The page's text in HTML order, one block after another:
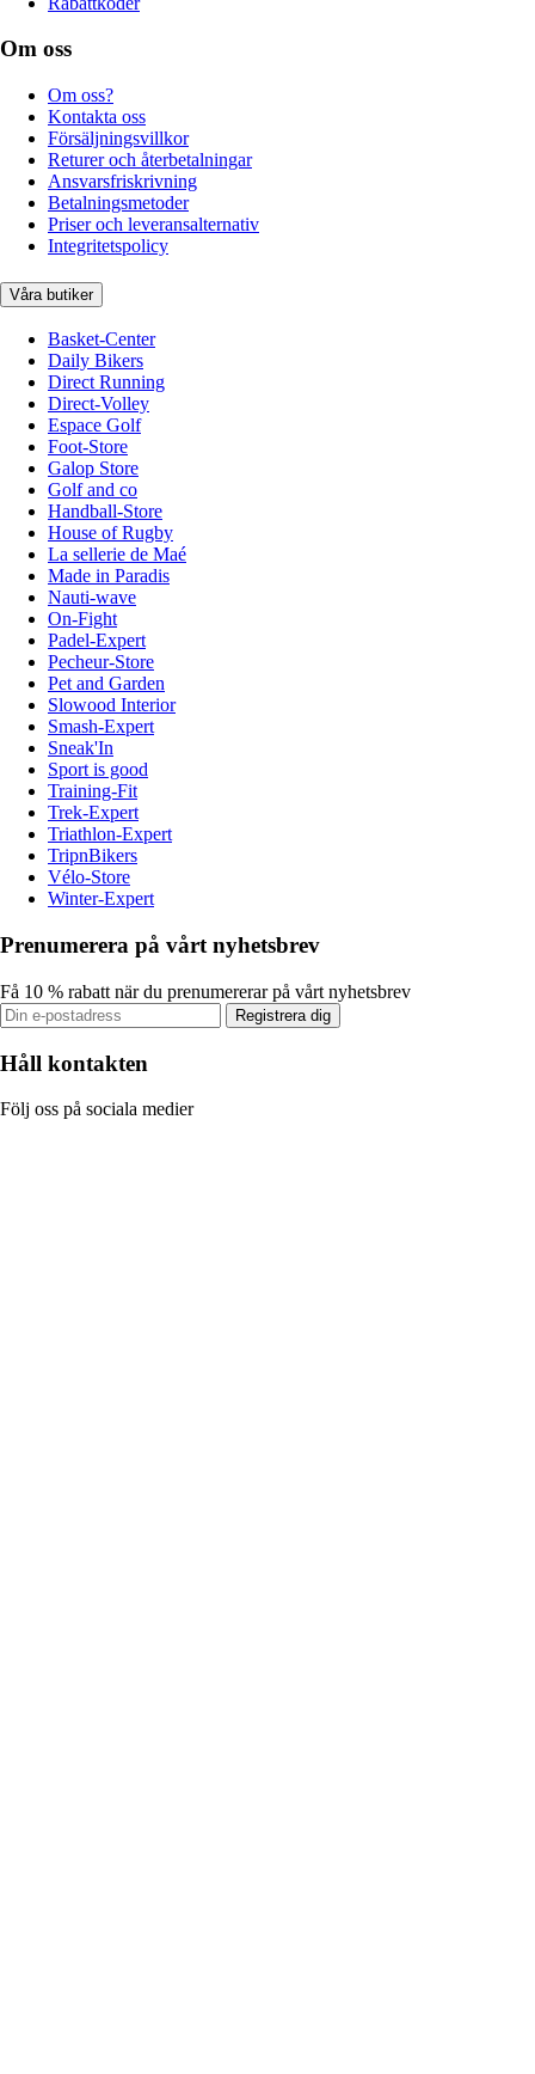
Om oss
Om oss?
Kontakta oss
Försäljningsvillkor
Returer och återbetalningar
Ansvarsfriskrivning
Betalningsmetoder
Priser och leveransalternativ
Integritetspolicy
Våra butiker
Basket-Center
Daily Bikers
Direct Running
Direct-Volley
Espace Golf
Foot-Store
Galop Store
Golf and co
Handball-Store
House of Rugby
La sellerie de Maé
Made in Paradis
Nauti-wave
On-Fight
Padel-Expert
Pecheur-Store
Pet and Garden
Slowood Interior
Smash-Expert
Sneak'In
Sport is good
Training-Fit
Trek-Expert
Triathlon-Expert
TripnBikers
Vélo-Store
Winter-Expert
Prenumerera på vårt nyhetsbrev
Få 10 % rabatt när du prenumererar på vårt nyhetsbrev
Registrera dig
Håll kontakten
Följ oss på sociala medier